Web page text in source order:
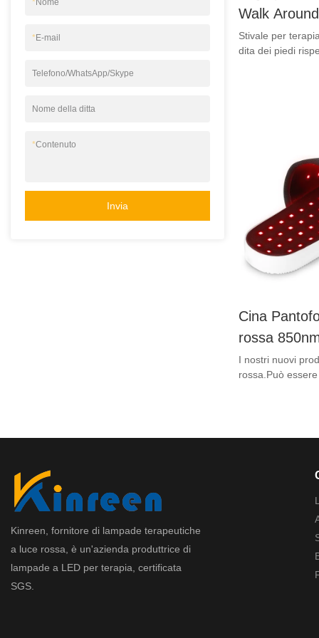
*E-mail
Telefono/WhatsApp/Skype
Nome della ditta
*Contenuto
Invia
Walk
per terapia
Stivale per
dita dei piedi
termini di
di una buona
riassume i difetti
migliora
per terapia con
dei piedi
alle vostre
l'aggiunta del
della confezione
Cina
rossa
profonde a
I nostri nuovi
rossa.Può
Kinreen, fornitore di lampade terapeutiche
a luce rossa, è un'azienda produttrice di
lampade a LED per terapia, certificata
SGS.